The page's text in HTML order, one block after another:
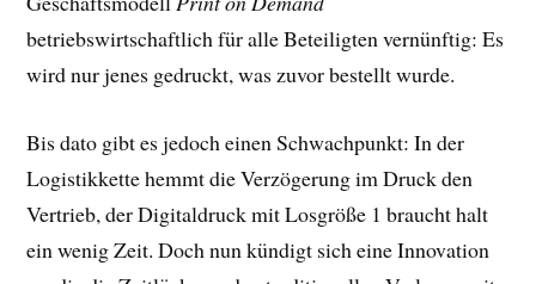
betriebswirtschaftlich für alle Beteiligten vernünftig: Es
wird nur jenes gedruckt, was zuvor bestellt wurde.
Bis dato gibt es jedoch einen Schwachpunkt: In der
Logistikkette hemmt die Verzögerung im Druck den
Vertrieb, der Digitaldruck mit Losgröße 1 braucht halt
ein wenig Zeit. Doch nun kündigt sich eine Innovation